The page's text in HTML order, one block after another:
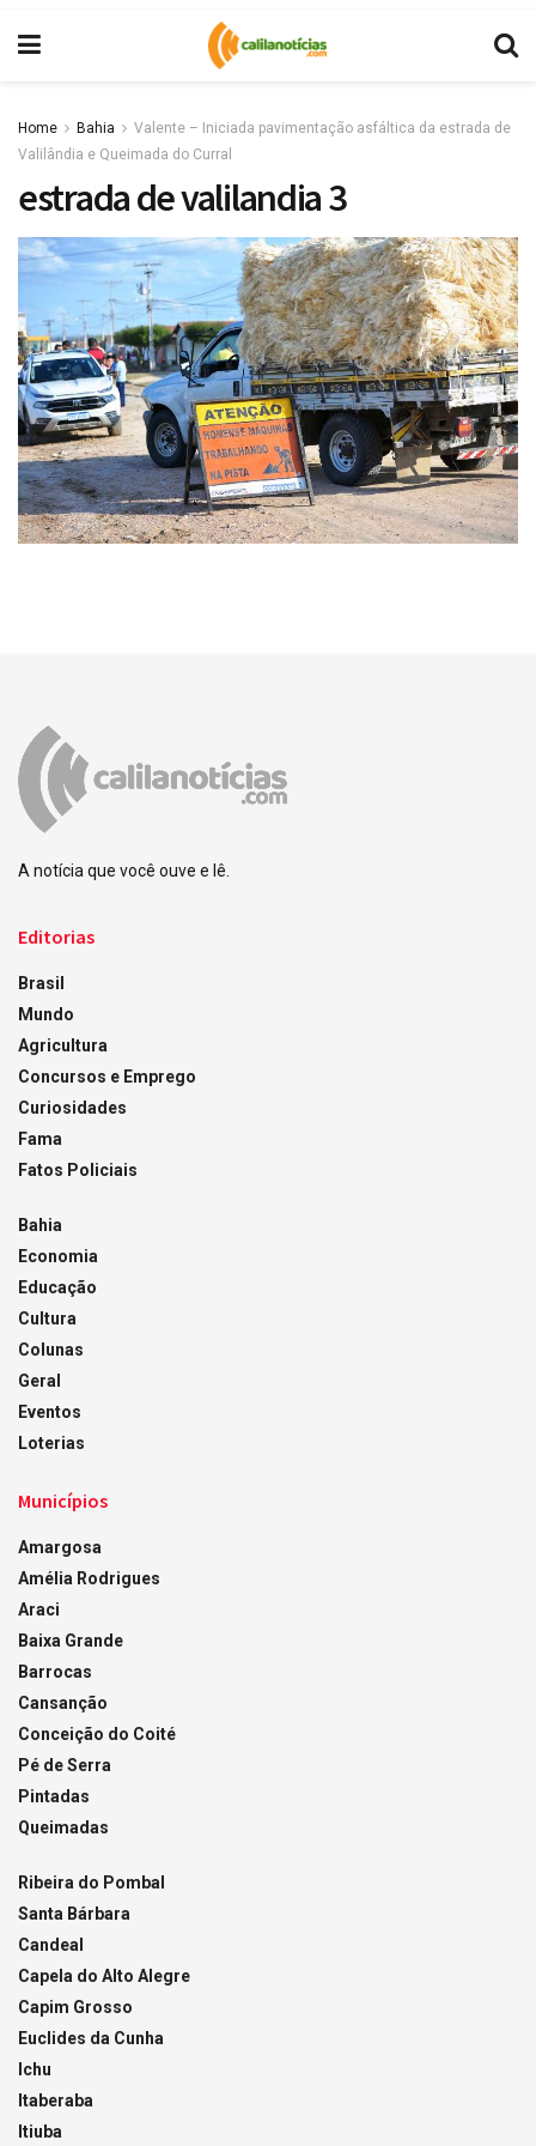
Home Bahia
Valente – Iniciada pavimentação asfáltica da estrada de
Valilândia e Queimada do Curral
estrada de valilandia 3
A notícia que você ouve e lê.
Editorias
Brasil
Mundo
Agricultura
Concursos e Emprego
Curiosidades
Fama
Fatos Policiais
Bahia
Economia
Educação
Cultura
Colunas
Geral
Eventos
Loterias
Municípios
Amargosa
Amélia Rodrigues
Araci
Baixa Grande
Barrocas
Cansanção
Conceição do Coité
Pé de Serra
Pintadas
Queimadas
Ribeira do Pombal
Santa Bárbara
Candeal
Capela do Alto Alegre
Capim Grosso
Euclides da Cunha
Ichu
Itaberaba
Itiuba